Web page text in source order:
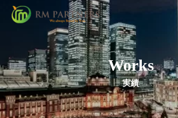
Top
News
Works
実績